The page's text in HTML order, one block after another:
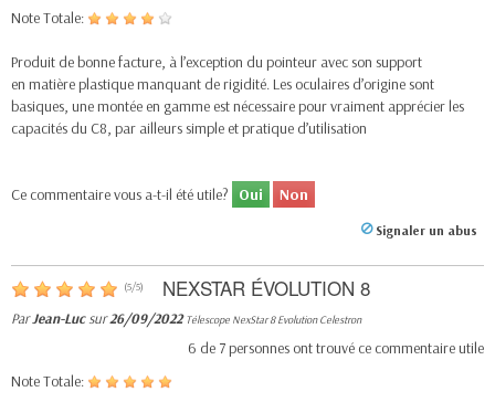
Note Totale:
Produit de bonne facture, à l’exception du pointeur avec son support
en matière plastique manquant de rigidité. Les oculaires d’origine sont
basiques, une montée en gamme est nécessaire pour vraiment apprécier les
capacités du C8, par ailleurs simple et pratique d’utilisation
Ce commentaire vous a-t-il été utile? Oui Non
Signaler un abus
(5/5) NEXSTAR ÉVOLUTION 8
ParJean-Lucsur26/09/2022 Télescope NexStar 8 Evolution Celestron
6 de 7personnes ont trouvé ce commentaire utile
Note Totale: